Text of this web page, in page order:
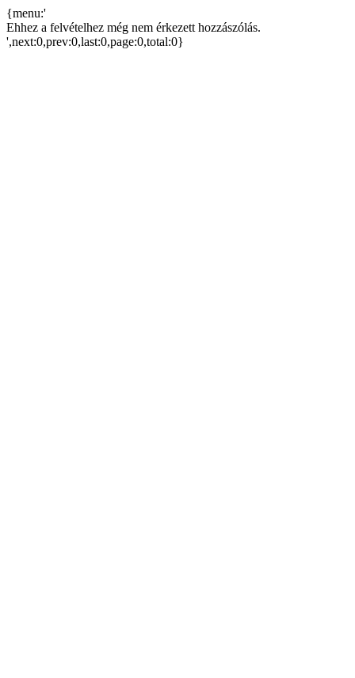
{menu:'
Ehhez a felvételhez még nem érkezett hozzászólás.
',next:0,prev:0,last:0,page:0,total:0}